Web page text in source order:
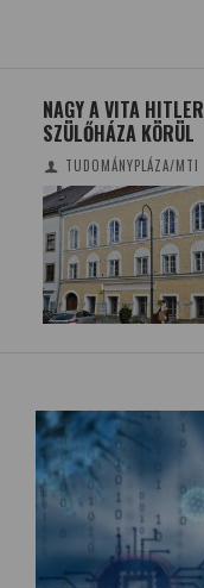
NAGY A VITA HITLER
SZÜLŐHÁZA KÖRÜL
TUDOMÁNYPLÁZA/MTI